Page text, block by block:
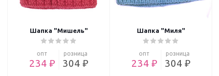
Шапка "Мишель"
опт
234 ₽
розница
304 ₽
Шапка "Миля"
опт
234 ₽
розница
304 ₽